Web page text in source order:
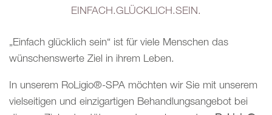
EINFACH.GLÜCKLICH.SEIN.
„Einfach glücklich sein“ ist für viele Menschen das
wünschenswerte Ziel in ihrem Leben.
In unserem RoLigio®-SPA möchten wir Sie mit unserem
vielseitigen und einzigartigen Behandlungsangebot bei